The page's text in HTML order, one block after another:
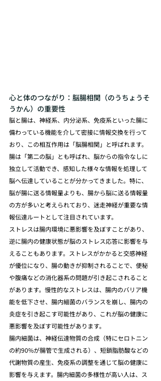
心と体のつながり：脳腸相関（のうちょうそ
うかん）の重要性
脳と腸は、神経系、内分泌系、免疫系といった腸に
備わっている機能を介して密接に情報交換を行って
おり、この相互作用は「脳腸相関」と呼ばれます。
腸は「第二の脳」とも呼ばれ、脳からの指令なしに
独立して活動でき、感知した様々な情報を処理して
脳へ伝達していることが分かってきました。特に、
脳が腸に送る情報量よりも、腸から脳に送る情報量
の方が多いと考えられており、迷走神経が重要な情
報伝達ルートとして注目されています。
ストレスは腸内環境に悪影響を及ぼすことがあり、
逆に腸内の健康状態が脳のストレス応答に影響を与
えることもあります。ストレスがかかると交感神経
が優位になり、腸の動きが抑制されることで、便秘
や腹痛などの消化器系の問題が引き起こされること
があります。慢性的なストレスは、腸内のバリア機
能を低下させ、腸内細菌のバランスを崩し、腸内の
炎症を引き起こす可能性があり、これが脳の健康に
悪影響を及ぼす可能性があります。
腸内細菌は、神経伝達物質の合成（特にセロトニン
の約90%が腸管で生成される）、短鎖脂肪酸などの
代謝物質の産生、免疫系の調整を通じて脳の健康に
影響を与えます。腸内細菌の多様性が高い人は、ス